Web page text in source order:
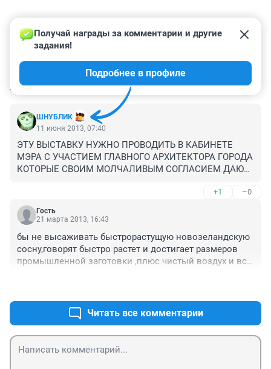
КОММЕНТАРИИ 2
ШНУБЛИК
Получай награды за комментарии и другие
задания!
Подробнее в профиле
11 июня 2013, 07:40
ЭТУ ВЫСТАВКУ НУЖНО ПРОВОДИТЬ В КАБИНЕТЕ
МЭРА С УЧАСТИЕМ ГЛАВНОГО АРХИТЕКТОРА ГОРОДА
КОТОРЫЕ СВОИМ МОЛЧАЛИВЫМ СОГЛАСИЕМ ДАЮТ
ЭТО ПЕРВЫЕ ЯГОДКИ....ПОСТЕПЕННО ВСЕ ИДЕТ К
ТОМУ ЧТО В СКОРОМ ВРЕМЕНИ МЫ ЭТОТ ЛЕС ТАК
ЖЕ КАК И ЛЕС ЗА БОЛЬНИЦЕЙ КАЛИНИНА
ПРОСТИТ..........!!!!!!!!!!!!!!!!!!!!!!!!!!
+1 –0
Гость
21 марта 2013, 16:43
бы не высаживать быстрорастущую новозеландскую
сосну,говорят быстро растет и достигает размеров
промышленной заготовки ,плюс чистый воздух и все
Читать все комментарии